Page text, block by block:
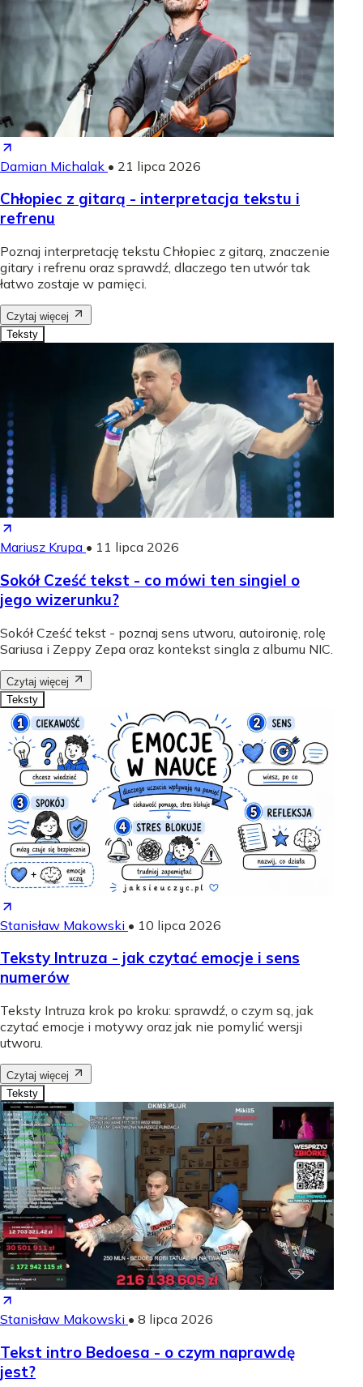
Damian Michalak • 21 lipca 2026
Chłopiec z gitarą - interpretacja tekstu i
refrenu
Poznaj interpretację tekstu Chłopiec z gitarą, znaczenie
gitary i refrenu oraz sprawdź, dlaczego ten utwór tak
łatwo zostaje w pamięci.
Czytaj więcej
Teksty
Mariusz Krupa • 11 lipca 2026
Sokół Cześć tekst - co mówi ten singiel o
jego wizerunku?
Sokół Cześć tekst - poznaj sens utworu, autoironię, rolę
Sariusa i Zeppy Zepa oraz kontekst singla z albumu NIC.
Czytaj więcej
Teksty
Stanisław Makowski • 10 lipca 2026
Teksty Intruza - jak czytać emocje i sens
numerów
Teksty Intruza krok po kroku: sprawdź, o czym są, jak
czytać emocje i motywy oraz jak nie pomylić wersji
utworu.
Czytaj więcej
Teksty
Stanisław Makowski • 8 lipca 2026
Tekst intro Bedoesa - o czym naprawdę
jest?